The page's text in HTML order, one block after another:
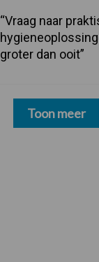
“Vraag naar
groter dan ooit”
Toon meer